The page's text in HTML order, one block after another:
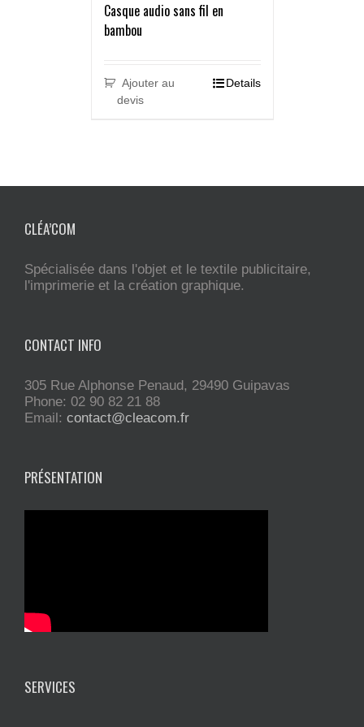
Casque audio sans fil en
bambou
Ajouter au
devis
Details
CLÉA’COM
Spécialisée dans l'objet et le textile publicitaire,
l'imprimerie et la création graphique.
CONTACT INFO
305 Rue Alphonse Penaud, 29490 Guipavas
Phone: 02 90 82 21 88
Email: contact@cleacom.fr
PRÉSENTATION
SERVICES